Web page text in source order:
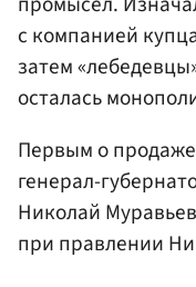
с компанией
затем
осталась
Первым о
генерал-
Николай
при правлении